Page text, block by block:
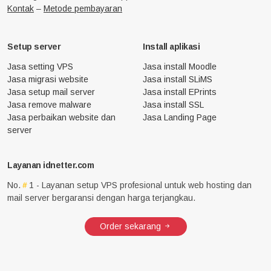
Kontak – Metode pembayaran
Setup server
Jasa setting VPS
Jasa migrasi website
Jasa setup mail server
Jasa remove malware
Jasa perbaikan website dan
server
Install aplikasi
Jasa install Moodle
Jasa install SLiMS
Jasa install EPrints
Jasa install SSL
Jasa Landing Page
Layanan idnetter.com
No.
1 - Layanan setup VPS profesional untuk web hosting dan
mail server bergaransi dengan harga terjangkau.
Order sekarang